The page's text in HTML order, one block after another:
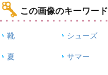
この画像のキーワード
靴 シューズ
夏 サマー